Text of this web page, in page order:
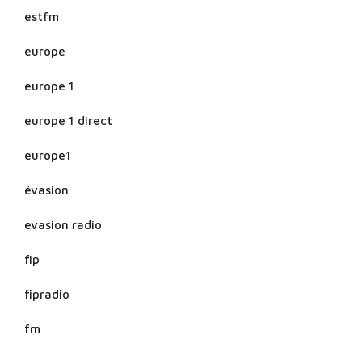
estfm
europe
europe 1
europe 1 direct
europe1
évasion
evasion radio
fip
fipradio
fm